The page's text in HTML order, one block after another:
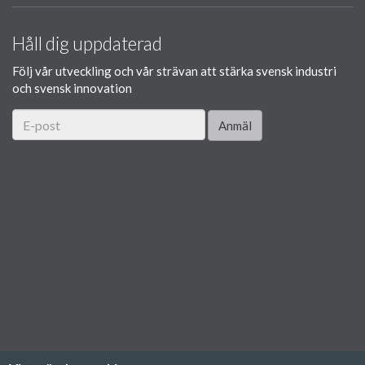
Håll dig uppdaterad
Följ vår utveckling och vår strävan att stärka svensk industri
och svensk innovation
Anmäl